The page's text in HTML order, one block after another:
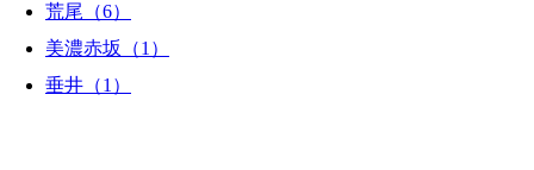
荒尾（6）
美濃赤坂（1）
垂井（1）